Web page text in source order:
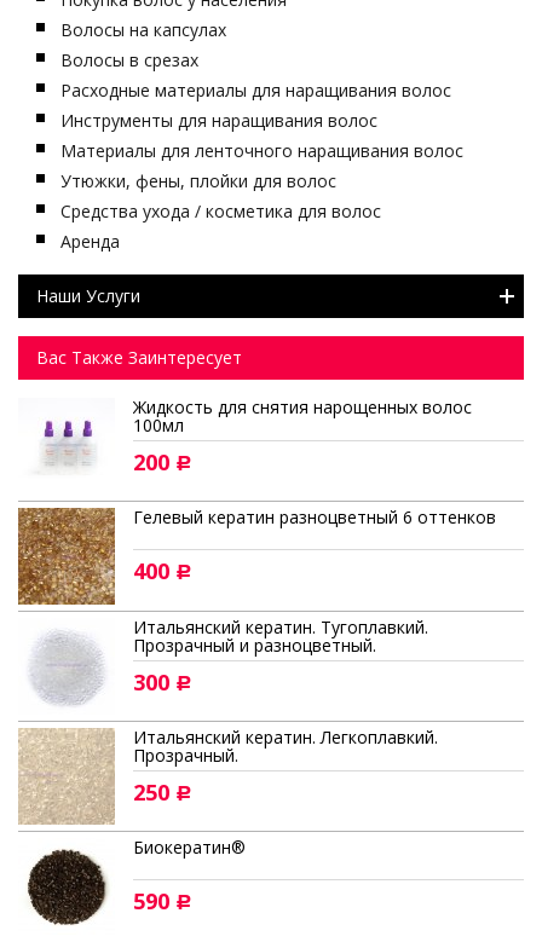
Волосы на капсулах
Волосы в срезах
Расходные материалы для наращивания волос
Инструменты для наращивания волос
Материалы для ленточного наращивания волос
Утюжки, фены, плойки для волос
Средства ухода / косметика для волос
Аренда
Наши Услуги
Вас Также Заинтересует
Жидкость для снятия нарощенных волос
100мл
200 Р
Гелевый кератин разноцветный 6 оттенков
400 Р
Итальянский кератин. Тугоплавкий.
Прозрачный и разноцветный.
300 Р
Итальянский кератин. Легкоплавкий.
Прозрачный.
250 Р
Биокератин®
590 Р